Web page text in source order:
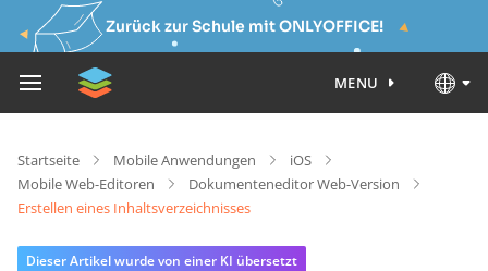
Zurück zur Schule mit ONLYOFFICE!
MENU
Startseite Mobile Anwendungen
iOS
Mobile Web-Editoren
Dokumenteneditor Web-Version
Erstellen eines Inhaltsverzeichnisses
Dieser Artikel wurde von einer KI übersetzt